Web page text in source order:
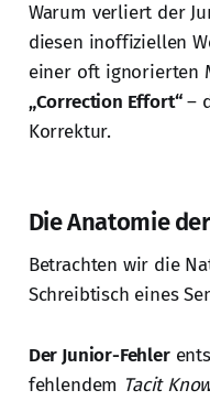
Warum verliert der
diesen inoffiziellen
einer oft ignorierten
„Correction Effort“–
Korrektur.
Die Anatomie
Betrachten wir die
Schreibtisch eines
Der Junior-Fehler
fehlendem Tacit